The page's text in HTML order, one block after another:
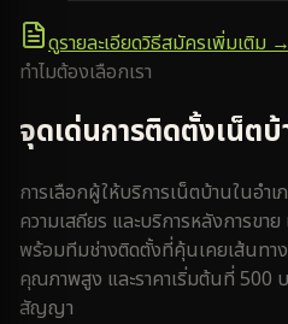
ดูรายละเอียดวิธีสมัครเพิ่มเติม
ทำไมต้องเลือกเรา
จุดเด่นการติดตั้งเน็ตบ้
การเลือกผู้ให้บริการเน็ตบ้านในอำเ
ความเสถียร และบริการหลังการข
พร้อมทีมช่างติดตั้งที่คุ้นเคยเส้นทา
คุณภาพสูง และราคาเริ่มต้นที่ 500
สัญญา